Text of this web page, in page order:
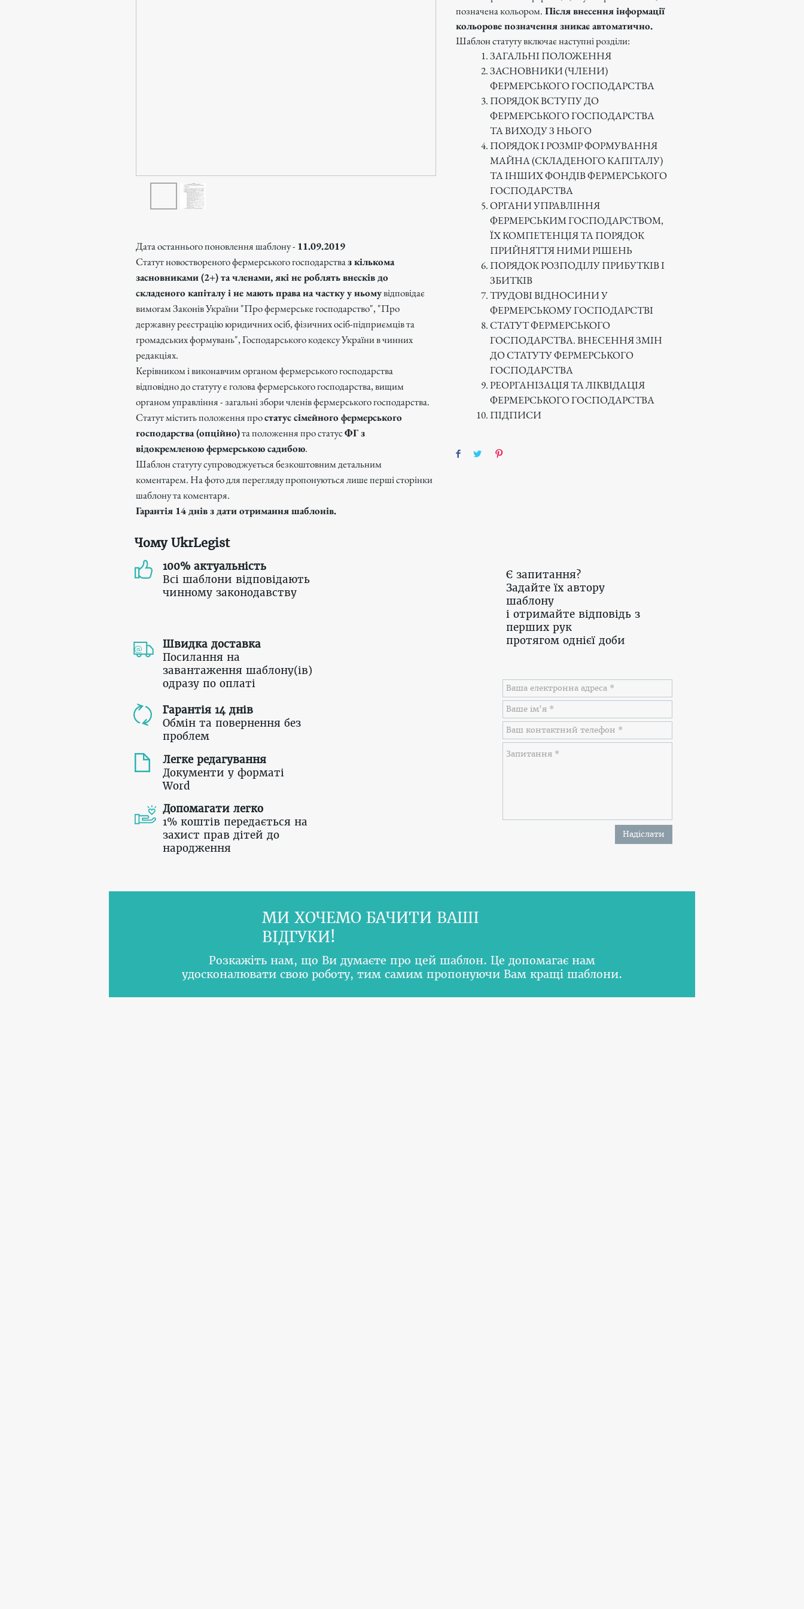
Дата останнього поновлення шаблону - 11.09.2019
Статут новоствореного фермерського господарстваз кількома
засновниками (2+) та членами, які не роблять внесків до
складеного капіталу і не мають права на частку у ньомувідповідає
вимогам Законів України "Про фермерське господарство", "Про
державну реєстрацію юридичних осіб, фізичних осіб-підприємців та
громадських формувань", Господарського кодексу України в чинних
редакціях.
Керівником і виконавчим органом фермерського господарства
відповідно до статуту є голова фермерського господарства, вищим
органом управління - загальні збори членів фермерського господарства.
Статут містить положення простатус сімейного фермерського
господарства (опційно)та положення про статусФГ з
відокремленою фермерською садибою.
Шаблон статуту супроводжується безкоштовним детальним
коментарем. На фото для перегляду пропонуються лише перші сторінки
шаблону та коментаря.
Гарантія 14 днів з дати отримання шаблонів.
позначена кольором. Після внесення інформації
кольорове позначення зникає автоматично.
Шаблон статуту включає наступні розділи:
ЗАГАЛЬНІ ПОЛОЖЕННЯ
ЗАСНОВНИКИ (ЧЛЕНИ)
ФЕРМЕРСЬКОГО ГОСПОДАРСТВА
ПОРЯДОК ВСТУПУ ДО
ФЕРМЕРСЬКОГО ГОСПОДАРСТВА
ТА ВИХОДУ З НЬОГО
ПОРЯДОК І РОЗМІР ФОРМУВАННЯ
МАЙНА (СКЛАДЕНОГО КАПІТАЛУ)
ТА ІНШИХ ФОНДІВ ФЕРМЕРСЬКОГО
ГОСПОДАРСТВА
ОРГАНИ УПРАВЛІННЯ
ФЕРМЕРСЬКИМ ГОСПОДАРСТВОМ,
ЇХ КОМПЕТЕНЦІЯ ТА ПОРЯДОК
ПРИЙНЯТТЯ НИМИ РІШЕНЬ
ПОРЯДОК РОЗПОДІЛУ ПРИБУТКІВ І
ЗБИТКІВ
ТРУДОВІ ВІДНОСИНИ У
ФЕРМЕРСЬКОМУ ГОСПОДАРСТВІ
СТАТУТ ФЕРМЕРСЬКОГО
ГОСПОДАРСТВА. ВНЕСЕННЯ ЗМІН
ДО СТАТУТУ ФЕРМЕРСЬКОГО
ГОСПОДАРСТВА
РЕОРГАНІЗАЦІЯ ТА ЛІКВІДАЦІЯ
ФЕРМЕРСЬКОГО ГОСПОДАРСТВА
ПІДПИСИ
Чому UkrLegist
100% актуальність
Всі шаблони відповідають
чинному законодавству
Швидка доставка
Посилання на
завантаження шаблону(ів)
одразу по оплаті
Гарантія 14 днів
Обмін та повернення без
проблем
Легке редагування
Документи у форматі
Word
Допомагати легко
1% коштів передається на
захист прав дітей до
народження
Є запитання?
Задайте їх автору
шаблону
і отримайте відповідь з
перших рук
протягом однієї доби
Надіслати
МИ ХОЧЕМО БАЧИТИ ВАШІ
ВІДГУКИ!
Розкажіть нам, що Ви думаєте про цей шаблон. Це допомагає нам
удосконалювати свою роботу, тим самим пропонуючи Вам кращі шаблони.